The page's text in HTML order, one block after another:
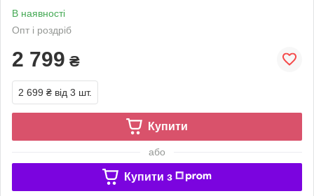
В наявності
Опт і роздріб
2 799 ₴
2 699 ₴ від 3 шт.
Купити
або
Купити з